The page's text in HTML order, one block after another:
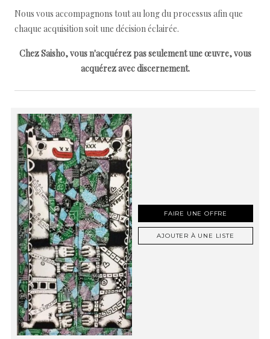
Nous vous accompagnons tout au long du processus afin que
chaque acquisition soit une décision éclairée.
Chez Saisho, vous n'acquérez pas seulement une œuvre, vous
acquérez avec discernement.
FAIRE UNE OFFRE
AJOUTER À UNE LISTE